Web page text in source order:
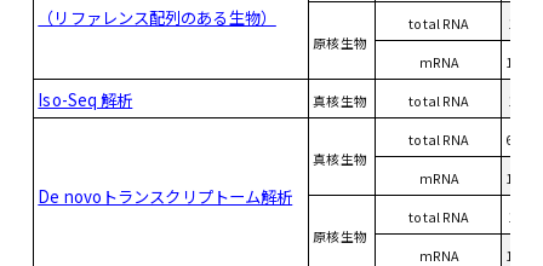
（リファレンス配列のある生物）
原核生物
total RNA 1.5
mRNA 100
Iso-Seq 解析 真核生物 total RNA 1.5
De novoトランスクリプトーム解析
真核生物
total RNA 600
mRNA 100
原核生物
total RNA 1.5
mRNA 100